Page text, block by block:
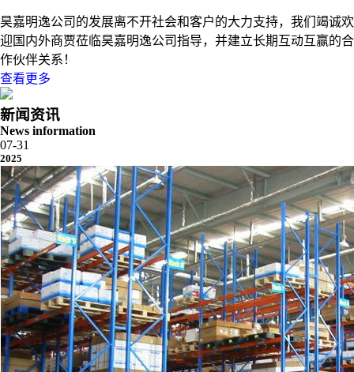
昊嘉明逸公司的发展离不开社会和客户的大力支持，我们竭诚欢
迎国内外商贾莅临昊嘉明逸公司指导，并建立长期互动互赢的合
作伙伴关系！
查看更多
新闻资讯
News information
07-31
2025